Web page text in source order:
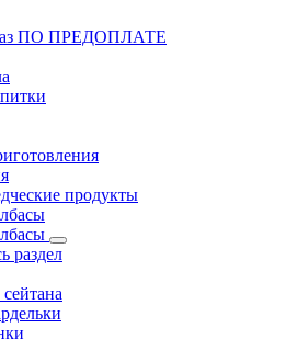
ПО ПРЕДОПЛАТЕ
продукты
раздел